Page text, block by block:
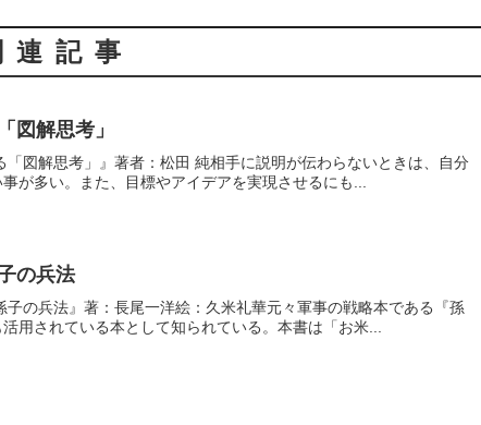
連記事
図解思考」
「図解思考」』著者：松田 純相手に説明が伝わらないときは、自分
が多い。また、目標やアイデアを実現させるにも...
の兵法
子の兵法』著：長尾一洋絵：久米礼華元々軍事の戦略本である『孫
用されている本として知られている。本書は「お米...